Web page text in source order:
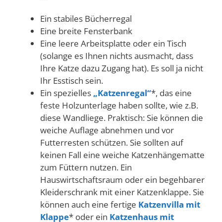
Ein stabiles Bücherregal
Eine breite Fensterbank
Eine leere Arbeitsplatte oder ein Tisch
(solange es Ihnen nichts ausmacht, dass
Ihre Katze dazu Zugang hat). Es soll ja nicht
Ihr Esstisch sein.
Ein spezielles „Katzenregal“*, das eine
feste Holzunterlage haben sollte, wie z.B.
diese Wandliege. Praktisch: Sie können die
weiche Auflage abnehmen und vor
Futterresten schützen. Sie sollten auf
keinen Fall eine weiche Katzenhängematte
zum Füttern nutzen. Ein
Hauswirtschaftsraum oder ein begehbarer
Kleiderschrank mit einer Katzenklappe. Sie
können auch eine fertige Katzenvilla mit
Klappe* oder ein Katzenhaus mit